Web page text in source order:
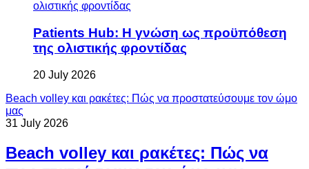
Patients Hub: Η γνώση ως προϋπόθεση
της ολιστικής φροντίδας
20 July 2026
Beach volley και ρακέτες: Πώς να προστατεύσουμε τον ώμο
μας
31 July 2026
Beach volley και ρακέτες: Πώς να